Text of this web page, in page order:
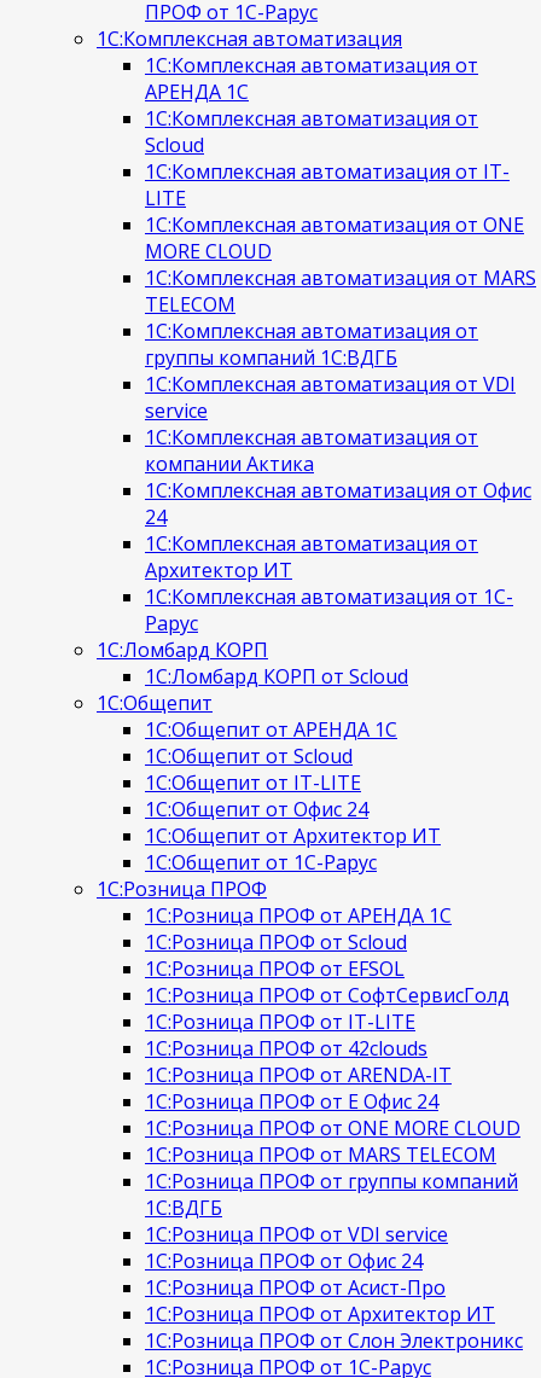
ПРОФ от 1С-Рарус
1С:Комплексная автоматизация
1С:Комплексная автоматизация от
АРЕНДА 1С
1С:Комплексная автоматизация от
Scloud
1С:Комплексная автоматизация от IT-
LITE
1С:Комплексная автоматизация от ONE
MORE CLOUD
1С:Комплексная автоматизация от MARS
TELECOM
1С:Комплексная автоматизация от
группы компаний 1С:ВДГБ
1С:Комплексная автоматизация от VDI
service
1С:Комплексная автоматизация от
компании Актика
1С:Комплексная автоматизация от Офис
24
1С:Комплексная автоматизация от
Архитектор ИТ
1С:Комплексная автоматизация от 1С-
Рарус
1С:Ломбард КОРП
1С:Ломбард КОРП от Scloud
1С:Общепит
1С:Общепит от АРЕНДА 1С
1С:Общепит от Scloud
1С:Общепит от IT-LITE
1С:Общепит от Офис 24
1С:Общепит от Архитектор ИТ
1С:Общепит от 1С-Рарус
1С:Розница ПРОФ
1С:Розница ПРОФ от АРЕНДА 1С
1С:Розница ПРОФ от Scloud
1С:Розница ПРОФ от EFSOL
1С:Розница ПРОФ от СофтСервисГолд
1С:Розница ПРОФ от IT-LITE
1С:Розница ПРОФ от 42clouds
1С:Розница ПРОФ от ARENDA-IT
1С:Розница ПРОФ от Е Офис 24
1С:Розница ПРОФ от ONE MORE CLOUD
1С:Розница ПРОФ от MARS TELECOM
1С:Розница ПРОФ от группы компаний
1С:ВДГБ
1С:Розница ПРОФ от VDI service
1С:Розница ПРОФ от Офис 24
1С:Розница ПРОФ от Асист-Про
1С:Розница ПРОФ от Архитектор ИТ
1С:Розница ПРОФ от Слон Электроникс
1С:Розница ПРОФ от 1С-Рарус